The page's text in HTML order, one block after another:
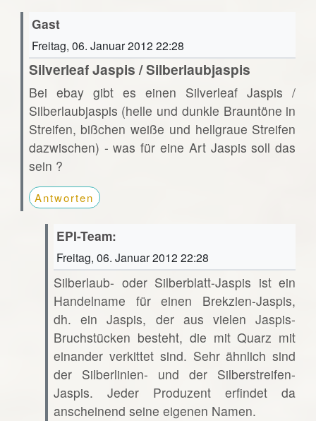
Gast
Freitag, 06. Januar 2012 22:28
Silverleaf Jaspis / Silberlaubjaspis
Bei ebay gibt es einen Silverleaf Jaspis /
Silberlaubjaspis (helle und dunkle Brauntöne in
Streifen, bißchen weiße und hellgraue Streifen
dazwischen) - was für eine Art Jaspis soll das
sein ?
Antworten
EPI-Team:
Freitag, 06. Januar 2012 22:28
Silberlaub- oder Silberblatt-Jaspis ist ein
Handelname für einen Brekzien-Jaspis,
dh. ein Jaspis, der aus vielen Jaspis-
Bruchstücken besteht, die mit Quarz mit
einander verkittet sind. Sehr ähnlich sind
der Silberlinien- und der Silberstreifen-
Jaspis. Jeder Produzent erfindet da
anscheinend seine eigenen Namen.